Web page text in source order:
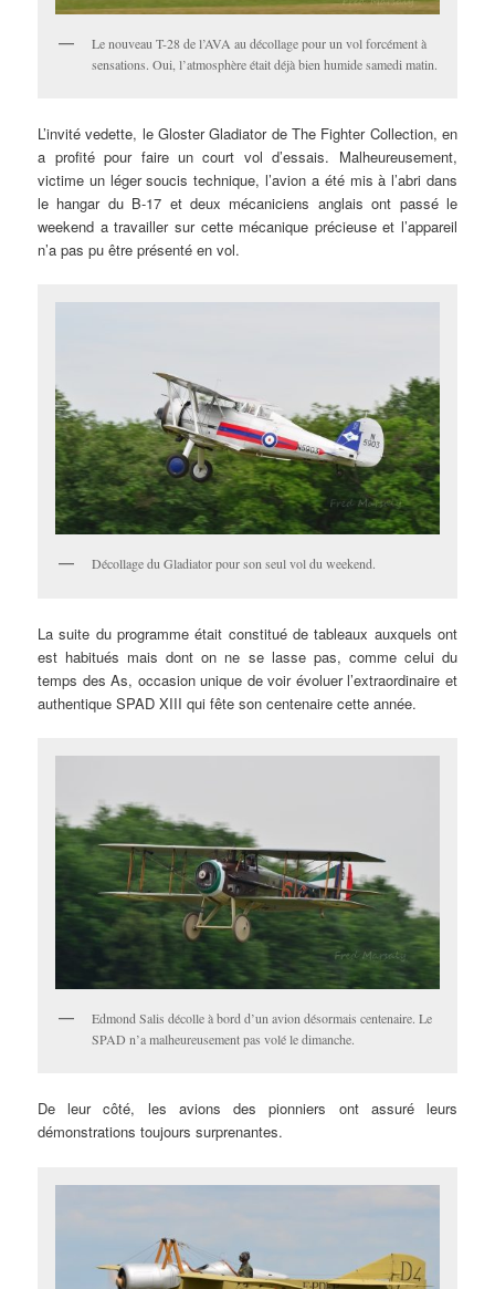
Le nouveau T-28 de l’AVA au décollage pour un vol forcément à
sensations. Oui, l’atmosphère était déjà bien humide samedi matin.
L’invité vedette, le Gloster Gladiator de The Fighter Collection, en
a profité pour faire un court vol d’essais. Malheureusement,
victime un léger soucis technique, l’avion a été mis à l’abri dans
le hangar du B-17 et deux mécaniciens anglais ont passé le
weekend a travailler sur cette mécanique précieuse et l’appareil
n’a pas pu être présenté en vol.
Décollage du Gladiator pour son seul vol du weekend.
La suite du programme était constitué de tableaux auxquels ont
est habitués mais dont on ne se lasse pas, comme celui du
temps des As, occasion unique de voir évoluer l’extraordinaire et
authentique SPAD XIII qui fête son centenaire cette année.
Edmond Salis décolle à bord d’un avion désormais centenaire. Le
SPAD n’a malheureusement pas volé le dimanche.
De leur côté, les avions des pionniers ont assuré leurs
démonstrations toujours surprenantes.